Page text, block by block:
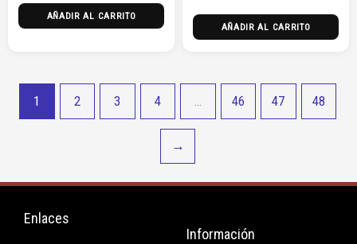
AÑADIR AL CARRITO
AÑADIR AL CARRITO
1 2 3 4 46 47 48
→
Enlaces
Información